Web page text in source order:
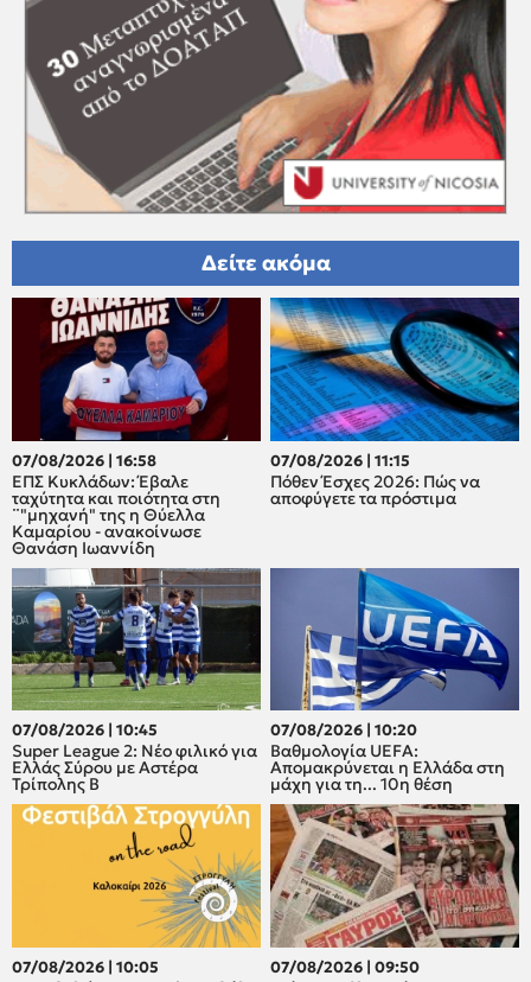
Δείτε ακόμα
07/08/2026 | 16:58
ΕΠΣ Κυκλάδων: Έβαλε
ταχύτητα και ποιότητα στη
¨"μηχανή" της η Θύελλα
Καμαρίου - ανακοίνωσε
Θανάση Ιωαννίδη
07/08/2026 | 11:15
Πόθεν Έσχες 2026: Πώς να
αποφύγετε τα πρόστιμα
07/08/2026 | 10:45
Super League 2: Νέο φιλικό για
Ελλάς Σύρου με Αστέρα
Τρίπολης Β
07/08/2026 | 10:20
Βαθμολογία UEFA:
Απομακρύνεται η Ελλάδα στη
μάχη για τη... 10η θέση
07/08/2026 | 10:05 07/08/2026 | 09:50